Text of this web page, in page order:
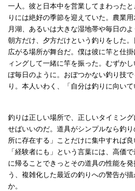
一人。彼と日本中を営業してまわった
りには絶好の季節を迎えていた。農業
月湖、あるいは大きな湿地帯や毎日のよ
朝方だけ、夕方だけという釣りをした
広がる場所が舞台だ。僕は彼に竿と仕
ィングして一緒に竿を振った。むずか
ぼ毎日のように。おぼつかない釣り技
り。本人いわく、「自分は釣りに向いて
釣りは正しい場所で、正しいタイミン
せばいいのだ。道具がシンプルなら釣
所に存在する」ことだけに集中すれば
「経験者にも」という言葉には、高価
に帰ることできっとその道具の性能を
う、複雑化した最近の釣りへの警告が
か。